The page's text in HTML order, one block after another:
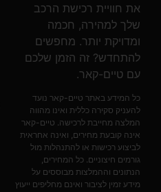
את חוויית רכישת הרכב
שלך למהירה, חכמה
ומדויקת יותר. מחפשים
להתחדש? זה הזמן שלכם
עם טיים-קאר.
כל המידע באתר טיים-קאר נועד
להעניק סקירה כללית ואינו מהווה
המלצה מחייבת לרכישה. טיים-קאר
אינה קובעת מחירים, ואינה אחראית
לביצוע רכישות או להתנהלות מול
גורמים חיצוניים. כל המחירים,
הנתונים וההמלצות מבוססים על
מידע זמין לציבור ואינם מחליפים ייעוץ